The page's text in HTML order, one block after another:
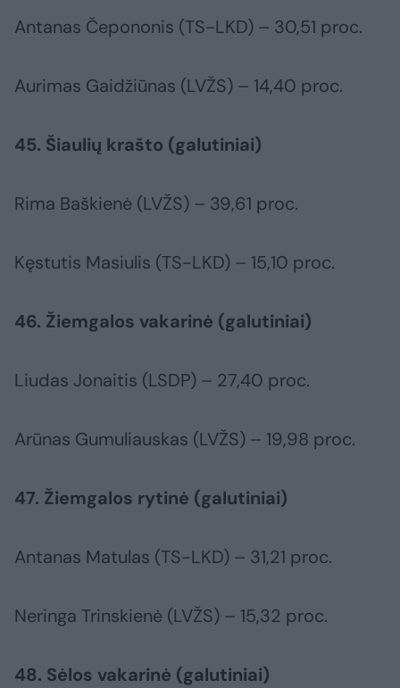
Antanas Čepononis (TS-LKD) – 30,51 proc.
Aurimas Gaidžiūnas (LVŽS) – 14,40 proc.
45. Šiaulių krašto (galutiniai)
Rima Baškienė (LVŽS) – 39,61 proc.
Kęstutis Masiulis (TS-LKD) – 15,10 proc.
46. Žiemgalos vakarinė (galutiniai)
Liudas Jonaitis (LSDP) – 27,40 proc.
Arūnas Gumuliauskas (LVŽS) – 19,98 proc.
47. Žiemgalos rytinė (galutiniai)
Antanas Matulas (TS-LKD) – 31,21 proc.
Neringa Trinskienė (LVŽS) – 15,32 proc.
48. Sėlos vakarinė (galutiniai)